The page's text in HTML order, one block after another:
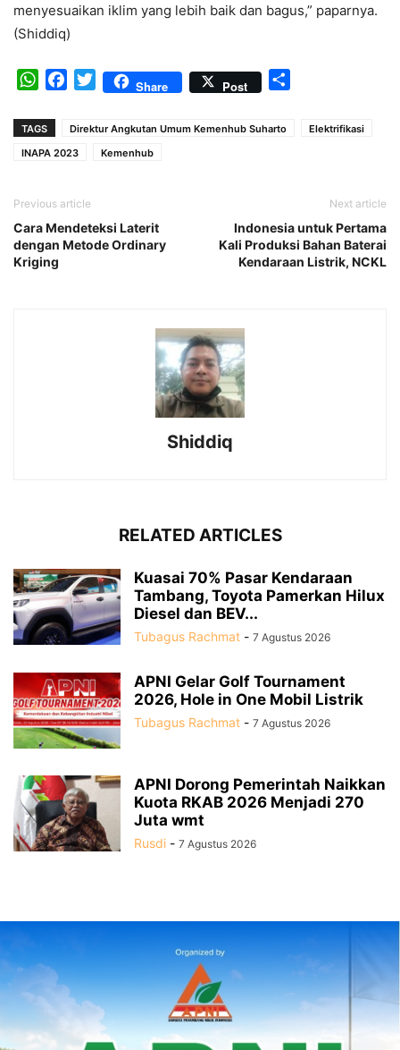
menyesuaikan iklim yang lebih baik dan bagus,” paparnya.
(Shiddiq)
WhatsAppFacebook
TwitterShare Post
TAGS Direktur Angkutan Umum Kemenhub Suharto
Elektrifikasi
INAPA 2023
Kemenhub
Previous article
Cara Mendeteksi Laterit
dengan Metode Ordinary
Kriging
Next article
Indonesia untuk Pertama
Kali Produksi Bahan Baterai
Kendaraan Listrik, NCKL
Shiddiq
RELATED ARTICLES
Kuasai 70% Pasar Kendaraan
Tambang, Toyota Pamerkan Hilux
Diesel dan BEV...
Tubagus Rachmat - 7 Agustus 2026
APNI Gelar Golf Tournament
2026, Hole in One Mobil Listrik
Tubagus Rachmat - 7 Agustus 2026
APNI Dorong Pemerintah Naikkan
Kuota RKAB 2026 Menjadi 270
Juta wmt
Rusdi - 7 Agustus 2026